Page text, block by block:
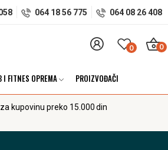
064 18 56 775 064 08 26 408
0 0
I FITNES OPREMA PROIZVOĐAČI
kupovinu preko 15.000 din